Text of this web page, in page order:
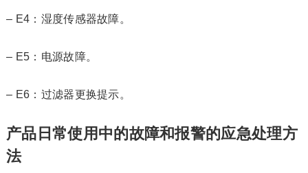
– E4：湿度传感器故障。
– E5：电源故障。
– E6：过滤器更换提示。
产品日常使用中的故障和报警的应急处理方
法